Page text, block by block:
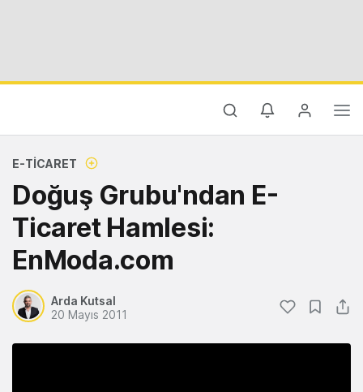
E-TICARET
Doğuş Grubu'ndan E-
Ticaret Hamlesi:
EnModa.com
Arda Kutsal
20 Mayıs 2011